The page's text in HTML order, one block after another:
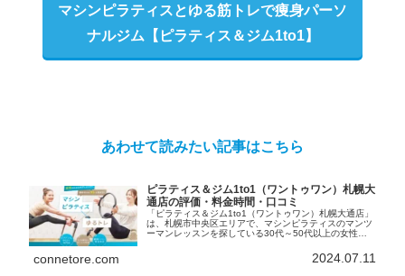
マシンピラティスとゆる筋トレで痩身パーソ
ナルジム【ピラティス＆ジム1to1】
あわせて読みたい記事はこちら
ピラティス＆ジム1to1（ワントゥワン）札幌大
通店の評価・料金時間・口コミ
「ピラティス＆ジム1to1（ワントゥワン）札幌大通店」
は、札幌市中央区エリアで、マシンピラティスのマンツ
ーマンレッスンを探している30代～50代以上の女性に
かでお悩みの方にも最適。初めての方でも安心のマシン
ピラティスと軽めの筋トレを融合させたハイブリット型
connetore.com 2024.07.11